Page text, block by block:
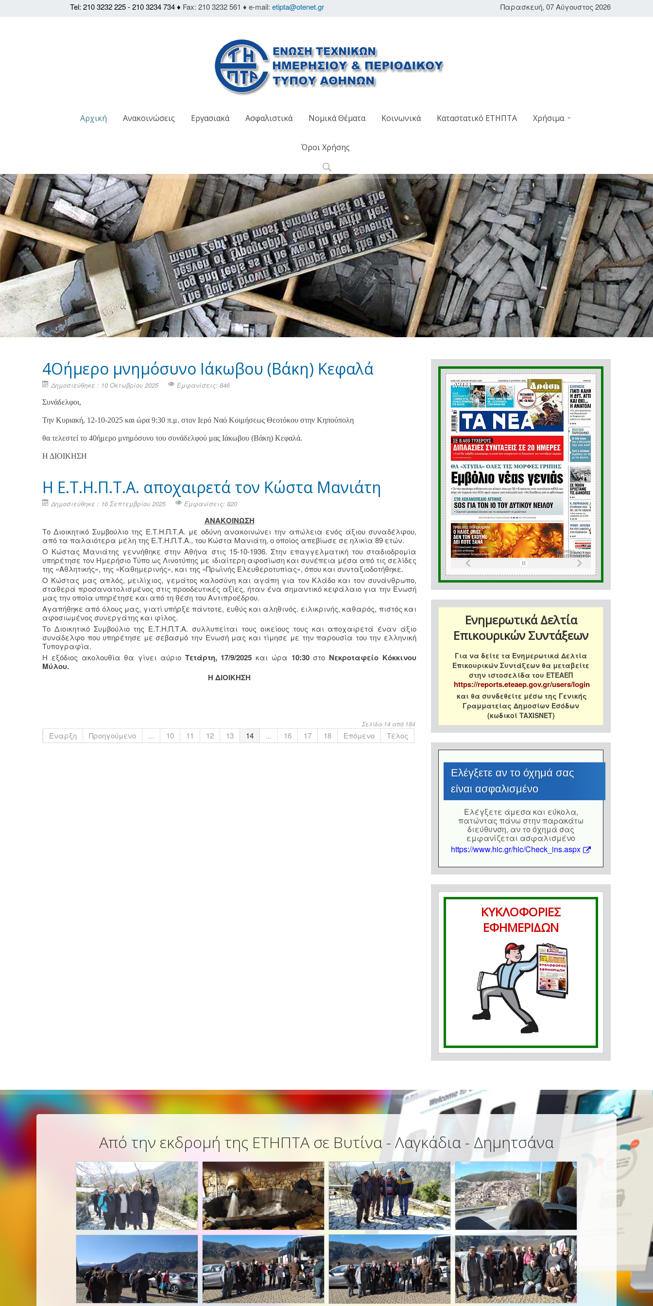
Παρασκευή, 07 Αύγουστος 2026
Tel: 210 3232 225 - 210 3234 734 ♦ Fax: 210 3232 561 ♦ e-mail: etipta@otenet.gr
Αρχική Ανακοινώσεις Εργασιακά Ασφαλιστικά Νομικά Θέματα Κοινωνικά Καταστατικό ΕΤΗΠΤΑ Χρήσιμα
Όροι Χρήσης
4Οήμερο μνημόσυνο Ιάκωβου (Βάκη) Κεφαλά
Δημοσιεύθηκε : 10 Οκτωβρίου 2025 Εμφανίσεις: 846
Συνάδελφοι,
Την Κυριακή, 12-10-2025 και ώρα 9:30 π.μ. στον Ιερό Ναό Κοιμήσεως Θεοτόκου στην Κηπούπολη
θα τελεστεί το 40ήμερο μνημόσυνο του συνάδελφού μας Ιάκωβου (Βάκη) Κεφαλά.
Η ΔΙΟΙΚΗΣΗ
H Ε.Τ.Η.Π.Τ.Α. αποχαιρετά τον Κώστα Μανιάτη
Δημοσιεύθηκε : 16 Σεπτεμβρίου 2025 Εμφανίσεις: 820
ΑΝΑΚΟΙΝΩΣΗ
Το Διοικητικό Συμβούλιο της Ε.Τ.Η.Π.Τ.Α. με οδύνη ανακοινώνει την απώλεια ενός άξιου συναδέλφου,
από τα παλαιότερα μέλη της Ε.Τ.Η.Π.Τ.Α., του Κώστα Μανιάτη, ο οποίος απεβίωσε σε ηλικία 89 ετών.
Ο Κώστας Μανιάτης γεννήθηκε στην Αθήνα στις 15-10-1936. Στην επαγγελματική του σταδιοδρομία
υπηρέτησε τον Ημερήσιο Τύπο ως Λινοτύπης με ιδιαίτερη αφοσίωση και συνέπεια μέσα από τις σελίδες
της «Αθλητικής», της «Καθημερινής», και της «Πρωϊνής Ελευθεροτυπίας», όπου και συνταξιοδοτήθηκε.
Ο Κώστας μας απλός, μειλίχιος, γεμάτος καλοσύνη και αγάπη για τον Κλάδο και τον συνάνθρωπο,
σταθερά προσανατολισμένος στις προοδευτικές αξίες, ήταν ένα σημαντικό κεφάλαιο για την Ενωσή
μας την οποία υπηρέτησε και από τη θέση του Αντιπροέδρου.
Αγαπήθηκε από όλους μας, γιατί υπήρξε πάντοτε, ευθύς και αληθινός. ειλικρινής, καθαρός, πιστός και
αφοσιωμένος συνεργάτης και φίλος.
Το Διοικητικό Συμβούλιο της Ε.Τ.Η.Π.Τ.Α. συλλυπείται τους οικείους τους και αποχαιρετά έναν άξιο
συνάδελφο που υπηρέτησε με σεβασμό την Ενωσή μας και τίμησε με την παρουσία του την ελληνική
Τυπογραφία.
Η εξόδιος ακολουθία θα γίνει αύριο Τετάρτη, 17/9/2025 και ώρα 10:30στο Νεκροταφείο Κόκκινου
Μύλου.
Η ΔΙΟΙΚΗΣΗ
Σελίδα 14 από 184
Έναρξη Προηγούμενο ... 10 11 12 13 14 ... 16 17 18 Επόμενο Τέλος
Ενημερωτικά Δελτία
Επικουρικών Συντάξεων
Για να δείτε τα Ενημερωτικά Δελτία
Επικουρικών Συντάξεων θα μεταβείτε
στην ιστοσελίδα του ΕΤΕΑΕΠ
https://reports.eteaep.gov.gr/users/login
και θα συνδεθείτε μέσω της Γενικής
Γραμματείας Δημοσίων Εσόδων
(κωδικοί TAXISNET)
Eλέγξετε αν το όχημά σας
είναι ασφαλισμένο
Eλέγξετε άμεσα και εύκολα,
πατώντας πάνω στην παρακάτω
διεύθυνση, αν το όχημά σας
εμφανίζεται ασφαλισμένο
https://www.hic.gr/hic/Check_ins.aspx
ΚΥΚΛΟΦΟΡΙΕΣ
ΕΦΗΜΕΡΙΔΩΝ
Από την εκδρομή της ΕΤΗΠΤΑ σε Βυτίνα - Λαγκάδια - Δημητσάνα